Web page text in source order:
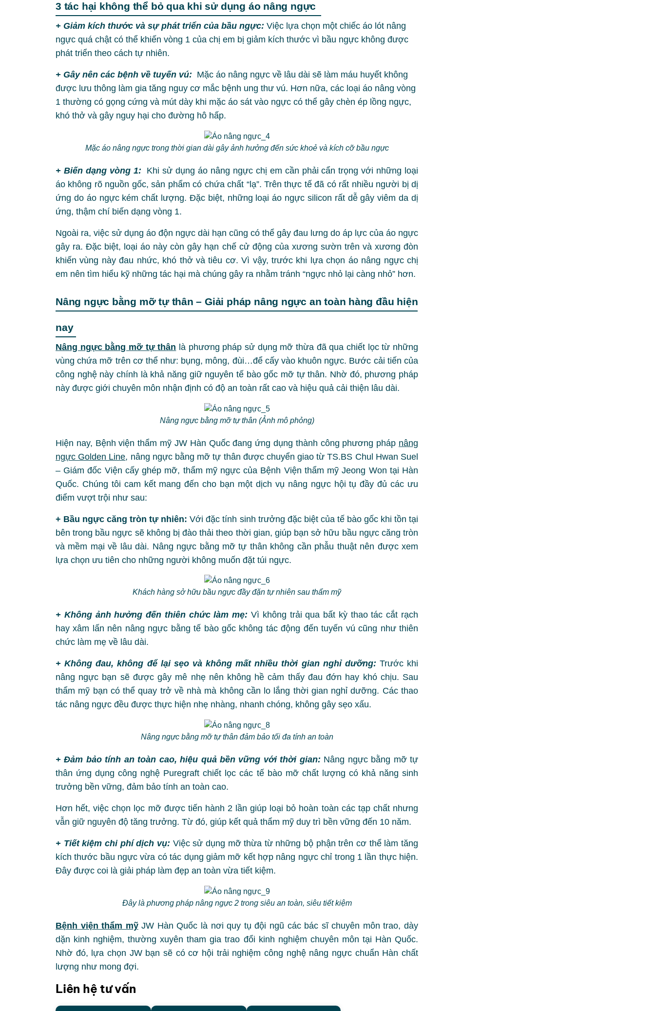
3 tác hại không thể bỏ qua khi sử dụng áo nâng ngực
+ Giảm kích thước và sự phát triển của bầu ngực: Việc lựa chọn một chiếc áo lót nâng
ngực quá chật có thể khiến vòng 1 của chị em bị giảm kích thước vì bầu ngực không được
phát triển theo cách tự nhiên.
+ Gây nên các bệnh về tuyến vú: Mặc áo nâng ngực về lâu dài sẽ làm máu huyết không
được lưu thông làm gia tăng nguy cơ mắc bệnh ung thư vú. Hơn nữa, các loại áo nâng vòng
1 thường có gọng cứng và mút dày khi mặc áo sát vào ngực có thể gây chèn ép lồng ngực,
khó thở và gây nguy hại cho đường hô hấp.
Mặc áo nâng ngực trong thời gian dài gây ảnh hưởng đến sức khoẻ và kích cỡ bầu ngực
+ Biến dạng vòng 1: Khi sử dụng áo nâng ngực chị em cần phải cẩn trọng với những loại
áo không rõ nguồn gốc, sản phẩm có chứa chất “lạ”. Trên thực tế đã có rất nhiều người bị dị
ứng do áo ngực kém chất lượng. Đặc biệt, những loại áo ngực silicon rất dễ gây viêm da dị
ứng, thậm chí biến dạng vòng 1.
Ngoài ra, việc sử dụng áo độn ngực dài hạn cũng có thể gây đau lưng do áp lực của áo ngực
gây ra. Đặc biệt, loại áo này còn gây hạn chế cử động của xương sườn trên và xương đòn
khiến vùng này đau nhức, khó thở và tiêu cơ. Vì vậy, trước khi lựa chọn áo nâng ngực chị
em nên tìm hiểu kỹ những tác hại mà chúng gây ra nhằm tránh “ngực nhỏ lại càng nhỏ” hơn.
Nâng ngực bằng mỡ tự thân – Giải pháp nâng ngực an toàn hàng đầu hiện
nay
Nâng ngực bằng mỡ tự thân là phương pháp sử dụng mỡ thừa đã qua chiết lọc từ những
vùng chứa mỡ trên cơ thể như: bụng, mông, đùi…để cấy vào khuôn ngực. Bước cải tiến của
công nghệ này chính là khả năng giữ nguyên tế bào gốc mỡ tự thân. Nhờ đó, phương pháp
này được giới chuyên môn nhận định có độ an toàn rất cao và hiệu quả cải thiện lâu dài.
Nâng ngực bằng mỡ tự thân (Ảnh mô phỏng)
Hiện nay, Bệnh viện thẩm mỹ JW Hàn Quốc đang ứng dụng thành công phương pháp nâng
ngực Golden Line, nâng ngực bằng mỡ tự thân được chuyển giao từ TS.BS Chul Hwan Suel
– Giám đốc Viện cấy ghép mỡ, thẩm mỹ ngực của Bệnh Viện thẩm mỹ Jeong Won tại Hàn
Quốc. Chúng tôi cam kết mang đến cho bạn một dịch vụ nâng ngực hội tụ đầy đủ các ưu
điểm vượt trội như sau:
+ Bầu ngực căng tròn tự nhiên: Với đặc tính sinh trưởng đặc biệt của tế bào gốc khi tồn tại
bên trong bầu ngực sẽ không bị đào thải theo thời gian, giúp bạn sở hữu bầu ngực căng tròn
và mềm mại về lâu dài. Nâng ngực bằng mỡ tự thân không cần phẫu thuật nên được xem
lựa chọn ưu tiên cho những người không muốn đặt túi ngực.
Khách hàng sở hữu bầu ngực đầy đặn tự nhiên sau thẩm mỹ
+ Không ảnh hưởng đến thiên chức làm mẹ: Vì không trải qua bất kỳ thao tác cắt rạch
hay xâm lấn nên nâng ngực bằng tế bào gốc không tác động đến tuyến vú cũng như thiên
chức làm mẹ về lâu dài.
+ Không đau, không để lại sẹo và không mất nhiều thời gian nghỉ dưỡng: Trước khi
nâng ngực bạn sẽ được gây mê nhẹ nên không hề cảm thấy đau đớn hay khó chịu. Sau
thẩm mỹ bạn có thể quay trở về nhà mà không cần lo lắng thời gian nghỉ dưỡng. Các thao
tác nâng ngực đều được thực hiện nhẹ nhàng, nhanh chóng, không gây sẹo xấu.
Nâng ngực bằng mỡ tự thân đảm bảo tối đa tính an toàn
+ Đảm bảo tính an toàn cao, hiệu quả bền vững với thời gian: Nâng ngực bằng mỡ tự
thân ứng dụng công nghệ Puregraft chiết lọc các tế bào mỡ chất lượng có khả năng sinh
trưởng bền vững, đảm bảo tính an toàn cao.
Hơn hết, việc chọn lọc mỡ được tiến hành 2 lần giúp loại bỏ hoàn toàn các tạp chất nhưng
vẫn giữ nguyên độ tăng trưởng. Từ đó, giúp kết quả thẩm mỹ duy trì bền vững đến 10 năm.
+ Tiết kiệm chi phí dịch vụ: Việc sử dụng mỡ thừa từ những bộ phận trên cơ thể làm tăng
kích thước bầu ngực vừa có tác dụng giảm mỡ kết hợp nâng ngực chỉ trong 1 lần thực hiện.
Đây được coi là giải pháp làm đẹp an toàn vừa tiết kiệm.
Đây là phương pháp nâng ngực 2 trong siêu an toàn, siêu tiết kiệm
Bệnh viện thẩm mỹJW Hàn Quốc là nơi quy tụ đội ngũ các bác sĩ chuyên môn trao, dày
dặn kinh nghiệm, thường xuyên tham gia trao đổi kinh nghiệm chuyên môn tại Hàn Quốc.
Nhờ đó, lựa chọn JW bạn sẽ có cơ hội trải nghiệm công nghệ nâng ngực chuẩn Hàn chất
lượng như mong đợi.
Liên hệ tư vấn